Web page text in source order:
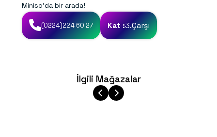
Miniso’da bir arada!
(0224)224 60 27 Kat :3.Çarşı
İlgili Mağazalar